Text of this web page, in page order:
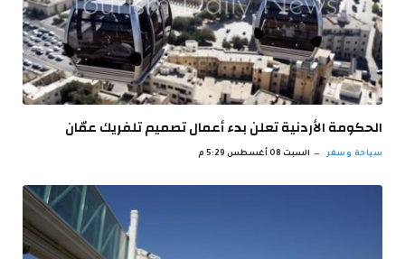
الحكومة الأردنية تعلن بدء أعمال تصميم تلفريك عمّان
سياحة وسفر السبت 08 أغسطس 5:29 م